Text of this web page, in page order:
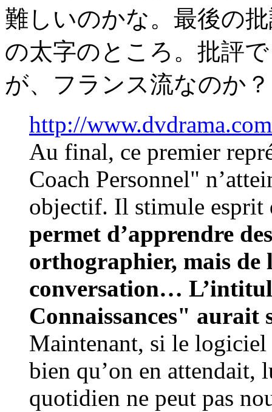
難しいのかな。最後の
の太字のところ。批評
が、フランス流なのか？
http://
Au final, ce premier
Coach Personnel"
objectif. Il stimule esprit
permet d’apprendre
orthographier, mais de
conversation…
Connaissances" aurait
Maintenant, si le logiciel
bien qu’on en attendait,
quotidien ne peut pas